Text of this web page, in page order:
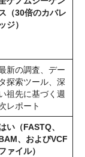
ス（30倍のカバレ
ッジ）
新の調査、デー
タ探索ツール、深
祖先に基づく週
レポート
い（FASTQ、
、およびVCF
ァイル）